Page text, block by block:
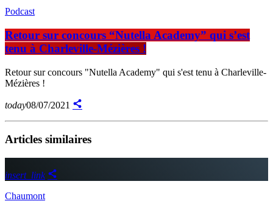
Podcast
Retour sur concours “Nutella Academy” qui s’est
tenu à Charleville-Mézières !
Retour sur concours "Nutella Academy" qui s'est tenu à Charleville-
Mézières !
today08/07/2021
Articles similaires
insert_link
Chaumont